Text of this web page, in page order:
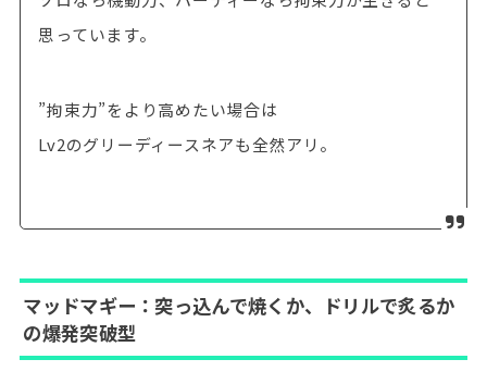
思っています。
”拘束力”をより高めたい場合は
Lv2のグリーディースネアも全然アリ。
マッドマギー：突っ込んで焼くか、ドリルで炙るか
の爆発突破型